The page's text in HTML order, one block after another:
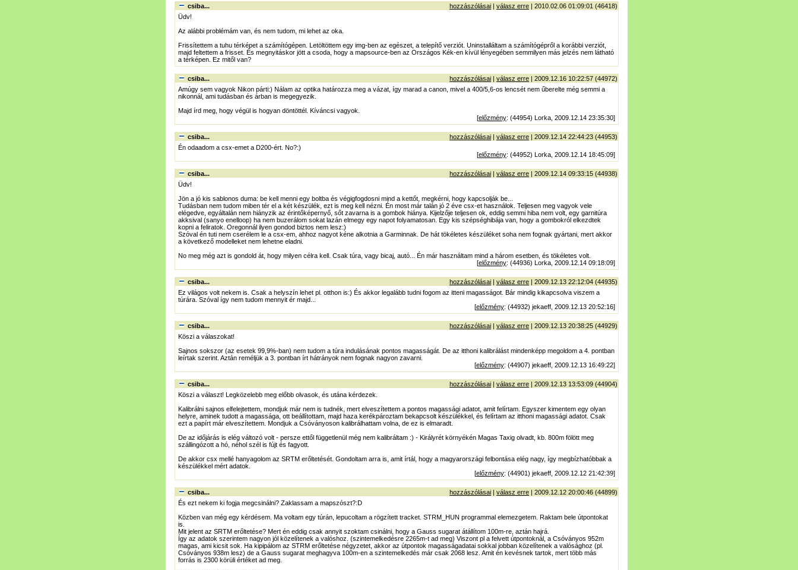
csiba... hozzászólásai | válasz erre | 2010.02.06 01:09:01 (46418)
Üdv!
Az alábbi problémám van, és nem tudom, mi lehet az oka.
Frissítettem a tuhu térképet a számítógépen. Letöltöttem egy img-ben az egészet, a telepítő verziót. Uninstalláltam a számítógépről a korábbi verziót,
majd feltettem a frisset. És megnyitáskor jött a csoda, hogy a mapsource-ben az Országos Kék-en kívül lényegében semmilyen más jelzés nem látható
a térképen. Ez mitől van?
csiba... hozzászólásai | válasz erre | 2009.12.16 10:22:57 (44972)
Amúgy sem vagyok Nikon párti:) Nálam az optika határozza meg a vázat, így marad a canon, mivel a 400/5,6-os lencsét nem űberelte még semmi a
nikonnál, ami tudásban és árban is megegyezik.
Majd írd meg, hogy végül is hogyan döntöttél. Kíváncsi vagyok.
[előzmény: (44954) Lorka, 2009.12.14 23:35:30]
csiba... hozzászólásai | válasz erre | 2009.12.14 22:44:23 (44953)
Én odaadom a csx-emet a D200-ért. No?:)
[előzmény: (44952) Lorka, 2009.12.14 18:45:09]
csiba... hozzászólásai | válasz erre | 2009.12.14 09:33:15 (44938)
Üdv!
Jön a jó kis sablonos duma: be kell menni egy boltba és végigfogdosni mind a kettőt, megkérni, hogy kapcsolják be...
Tudásban nem tudom miben tér el a két készülék, ezt is meg kell nézni. Én most már talán jó 2 éve csx-et használok. Teljesen meg vagyok vele
elégedve, egyáltalán nem hiányzik az érintőképernyő, sőt zavarna is a gombok hiánya. Kijelzője teljesen ok, eddig semmi hiba nem volt, egy garnitúra
akksival (sanyo enelloop) ha nem buzerálom sokat lazán elmegy egy napot folyamatosan. Egy kis szépséghibája van, hogy a gombokról elkezdtek
kopni a feliratok. Oregonnál ilyen gondod biztos nem lesz:)
Szóval én tuti nem cserélem le a csx-em, ahhoz nagyot kéne alkotnia a Garminnak. De hát tökéletes készüléket soha nem fognak gyártani, mert akkor
a következő modelleket nem lehetne eladni.
No meg még azt is gondold át, hogy milyen célra kell. Csak túra, vagy bicaj, autó... Én már használtam mind a három esetben, és tökéletes volt.
[előzmény: (44936) Lorka, 2009.12.14 09:18:09]
csiba... hozzászólásai | válasz erre | 2009.12.13 22:12:04 (44935)
Ez világos volt nekem is. Csak a helyszín lehet pl. otthon is:) És akkor legalább tudni fogom az itteni magasságot. Bár mindig kikapcsolva viszem a
túrára. Szóval így nem tudom mennyit ér majd...
[előzmény: (44932) jekaeff, 2009.12.13 20:52:16]
csiba... hozzászólásai | válasz erre | 2009.12.13 20:38:25 (44929)
Köszi a válaszokat!
Sajnos sokszor (az esetek 99,9%-ban) nem tudom a túra indulásának pontos magasságát. De az itthoni kalibrálást mindenképp megoldom a 4. pontban
leírtak szerint. Aztán reméljük a 3. pontban írt hátrányok nem fognak nagyon zavarni.
[előzmény: (44907) jekaeff, 2009.12.13 16:49:22]
csiba... hozzászólásai | válasz erre | 2009.12.13 13:53:09 (44904)
Köszi a választ! Legközelebb meg előbb olvasok, és utána kérdezek.
Kalibrálni sajnos elfelejtettem, mondjuk már nem is tudnék, mert elveszítettem a pontos magassági adatot, amit felírtam. Egyszer kimentem egy olyan
helyre, aminek tudott a magassága, ott beállítottam, majd haza kerékpároztam bekapcsolt készülékkel, és felírtam az itthoni magassági adatot. Csak
ezt a papírt már elveszítettem. Mondjuk a Csóványoson kalibrálhattam volna, de ez is elmaradt.
De az időjárás is elég változó volt - persze ettől függetlenül még nem kalibráltam :) - Királyrét környékén Magas Taxig olvadt, kb. 800m fölött meg
szállingózott a hó, néhol szél is fújt és fagyott.
De akkor csx mellé hanyagolom az SRTM erőltetését. Gondoltam arra is, amit írtál, hogy a magyarországi felbontása elég nagy, így megbízhatóbbak a
készülékkel mért adatok.
[előzmény: (44901) jekaeff, 2009.12.12 21:42:39]
csiba... hozzászólásai | válasz erre | 2009.12.12 20:00:46 (44899)
És ezt nekem ki fogja megcsinálni? Zaklassam a mapszószt?:D
Közben van még egy kérdésem. Ma voltam egy túrán, lepucoltam a rögzített tracket. STRM_HUN programmal elemezgetem. Raktam bele útpontokat
is.
Mit jelent az SRTM erőltetése? Mert én eddig csak annyit szoktam csinálni, hogy a Gauss sugarat átállítom 100m-re, aztán hajrá.
Így az adatok szerintem nagyon jól közelítenek a valóshoz. (szintemelkedésre 2265m-t ad meg) Viszont pl a felvett útpontoknál, a Csóványos 952m
magas, ami kicsit sok. Ha kipipálom az STRM erőltetése négyzetet, akkor az útpontok magasságadatai sokkal jobban közelítenek a valósághoz (pl.
Csóványos 938m lesz) de a Gauss sugarat meghagyva 100m-en a szintemelkedés már csak 2068 lesz. Amit én kevésnek tartok, mert több más
forrás is 2300 körüli értéket ad meg.